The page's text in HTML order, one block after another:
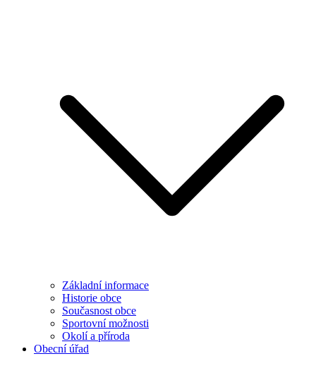
Základní informace
Historie obce
Současnost obce
Sportovní možnosti
Okolí a příroda
Obecní úřad